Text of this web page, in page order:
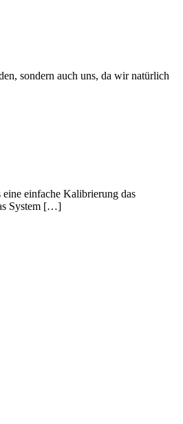
sondern auch uns, da wir natürlich
einfache Kalibrierung das
System […]